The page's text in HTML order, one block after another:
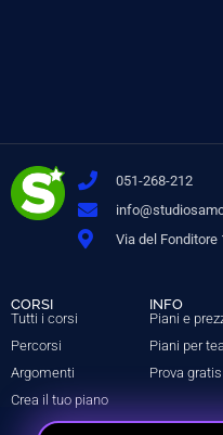
051-268-212
Via del Fonditore
CORSI
Tutti i corsi
Percorsi
Argomenti
Crea il tuo piano
INFO
Piani e
Piani per
Prova gratis